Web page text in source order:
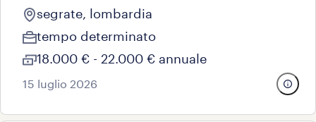
segrate, lombardia
tempo determinato
18.000 € - 22.000 € annuale
15 luglio 2026